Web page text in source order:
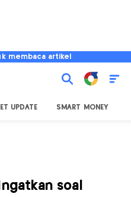
membaca artikel
UPDATE SMART MONEY
soal